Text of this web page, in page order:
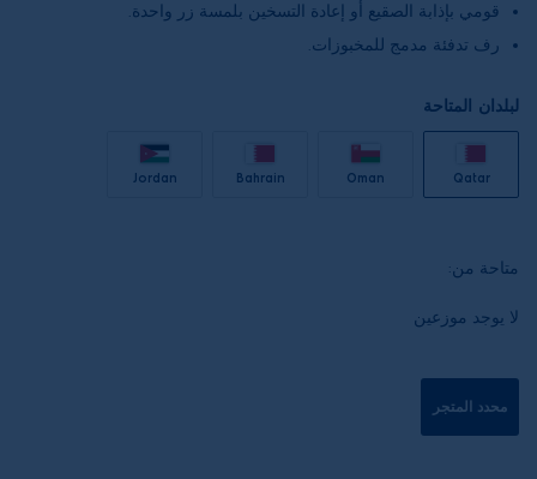
قومي بإذابة الصقيع أو إعادة التسخين بلمسة زر واحدة.
رف تدفئة مدمج للمخبوزات.
لبلدان المتاحة
Qatar
Oman
Bahrain
Jordan
متاحة من:
لا يوجد موزعين
محدد المتجر